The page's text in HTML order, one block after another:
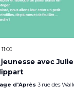
11:00
avec
d'Après 3 rue des